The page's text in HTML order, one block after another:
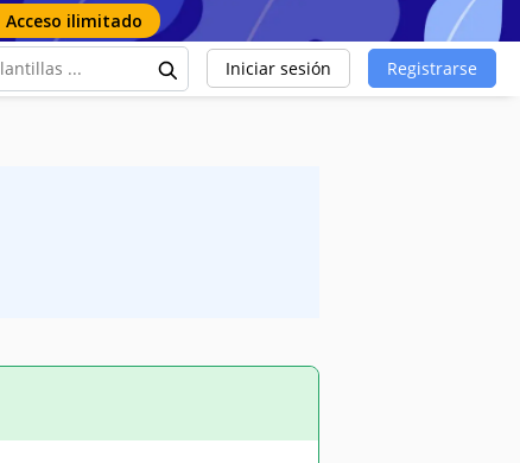
Acceso ilimitado
Iniciar sesión Registrarse